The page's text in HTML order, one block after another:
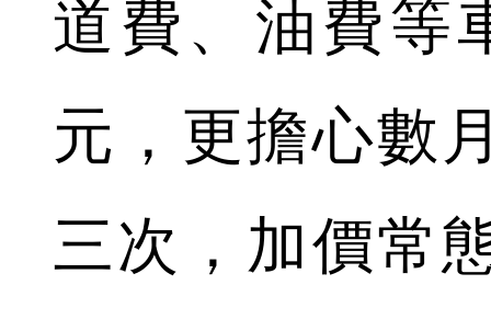
道費、油費等
元，更擔心數
三次，加價常